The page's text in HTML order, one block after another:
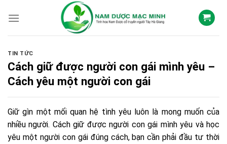
TIN TỨC
Cách giữ được người con gái mình yêu –
Cách yêu một người con gái
Giữ gìn một mối quan hệ tình yêu luôn là mong muốn của
nhiều người. Cách giữ được người con gái mình yêu và học
yêu một người con gái đúng cách, bạn cần phải đầu tư thời